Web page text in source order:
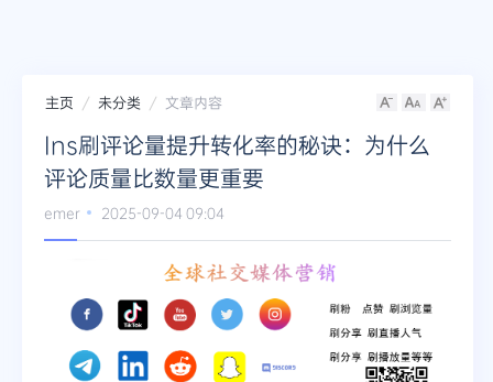
主页 未分类 文章内容
Ins刷评论量提升转化率的秘诀：为什么
评论质量比数量更重要
emer 2025-09-04 09:04